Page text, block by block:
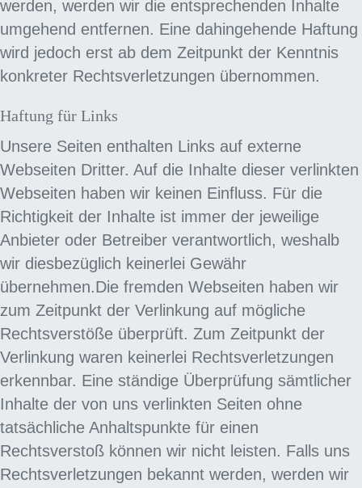
werden, werden wir die entsprechenden Inhalte
umgehend entfernen. Eine dahingehende Haftung
wird jedoch erst ab dem Zeitpunkt der Kenntnis
konkreter Rechtsverletzungen übernommen.
Haftung für Links
Unsere Seiten enthalten Links auf externe
Webseiten Dritter. Auf die Inhalte dieser verlinkten
Webseiten haben wir keinen Einfluss. Für die
Richtigkeit der Inhalte ist immer der jeweilige
Anbieter oder Betreiber verantwortlich, weshalb
wir diesbezüglich keinerlei Gewähr
übernehmen.Die fremden Webseiten haben wir
zum Zeitpunkt der Verlinkung auf mögliche
Rechtsverstöße überprüft. Zum Zeitpunkt der
Verlinkung waren keinerlei Rechtsverletzungen
erkennbar. Eine ständige Überprüfung sämtlicher
Inhalte der von uns verlinkten Seiten ohne
tatsächliche Anhaltspunkte für einen
Rechtsverstoß können wir nicht leisten. Falls uns
Rechtsverletzungen bekannt werden, werden wir